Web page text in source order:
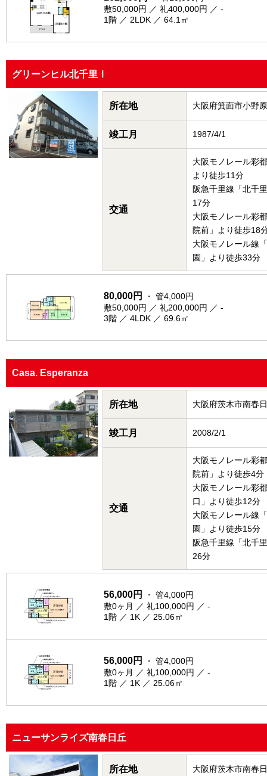
敷50,000円 ／ 礼400,000円 ／ -
1階 ／ 2LDK ／ 64.1㎡
グリーンヒル北千里Ⅰ
所在地 大阪府箕面市小野
竣工月 1987/4/1
交通
大阪モノレール彩
より徒歩11分
阪急千里線「北千
17分
大阪モノレール彩
院前」より徒歩18
大阪モノレール線
園」より徒歩33分
80,000円
・ 管4,000円
敷50,000円 ／ 礼200,000円 ／ -
3階 ／ 4LDK ／ 69.6㎡
Casa. Esperanza
所在地 大阪府茨木市南春
竣工月 2008/2/1
交通
大阪モノレール彩
院前」より徒歩4分
大阪モノレール彩
口」より徒歩12分
大阪モノレール線
園」より徒歩15分
阪急千里線「北千
26分
56,000円
・ 管4,000円
敷0ヶ月 ／ 礼100,000円 ／ -
1階 ／ 1K ／ 25.06㎡
56,000円
・ 管4,000円
敷0ヶ月 ／ 礼100,000円 ／ -
1階 ／ 1K ／ 25.06㎡
ニューサンライズ南春日丘
所在地 大阪府茨木市南春